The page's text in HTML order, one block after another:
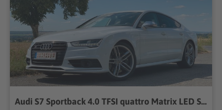
Audi S7 Sportback 4.0 TFSI quattro Matrix LED Standh